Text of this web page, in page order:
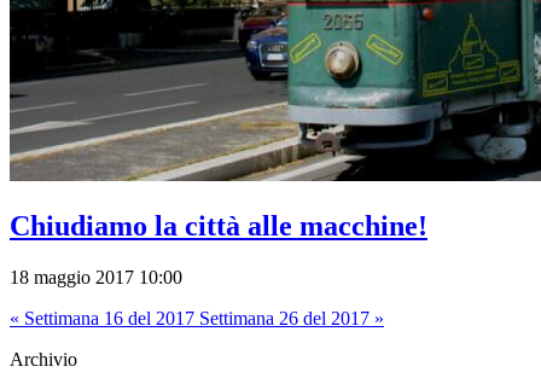
Chiudiamo la città alle macchine!
18 maggio 2017 10:00
« Settimana 16 del 2017 Settimana 26 del 2017 »
Archivio